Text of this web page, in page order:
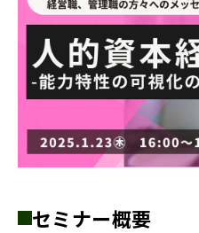
セミナー概要